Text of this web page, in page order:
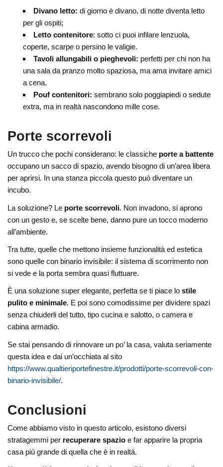
Divano letto: di giorno è divano, di notte diventa letto
per gli ospiti;
Letto contenitore: sotto ci puoi infilare lenzuola,
coperte, scarpe o persino le valigie.
Tavoli allungabili o pieghevoli: perfetti per chi non ha
una sala da pranzo molto spaziosa, ma ama invitare amici
a cena.
Pouf contenitori: sembrano solo poggiapiedi o sedute
extra, ma in realtà nascondono mille cose.
Porte scorrevoli
Un trucco che pochi considerano: le classiche porte a battente
occupano un sacco di spazio, avendo bisogno di un’area libera
per aprirsi. In una stanza piccola questo può diventare un
incubo.
La soluzione? Le porte scorrevoli. Non invadono, si aprono
con un gesto e, se scelte bene, danno pure un tocco moderno
all’ambiente.
Tra tutte, quelle che mettono insieme funzionalità ed estetica
sono quelle con binario invisibile: il sistema di scorrimento non
si vede e la porta sembra quasi fluttuare.
È una soluzione super elegante, perfetta se ti piace lo stile
pulito e minimale. E poi sono comodissime per dividere spazi
senza chiuderli del tutto, tipo cucina e salotto, o camera e
cabina armadio.
Se stai pensando di rinnovare un po’ la casa, valuta seriamente
questa idea e dai un’occhiata al sito
https://www.qualtieriportefinestre.it/prodotti/porte-scorrevoli-con-
binario-invisibile/.
Conclusioni
Come abbiamo visto in questo articolo, esistono diversi
stratagemmi per recuperare spazio e far apparire la propria
casa più grande di quella che è in realtà.